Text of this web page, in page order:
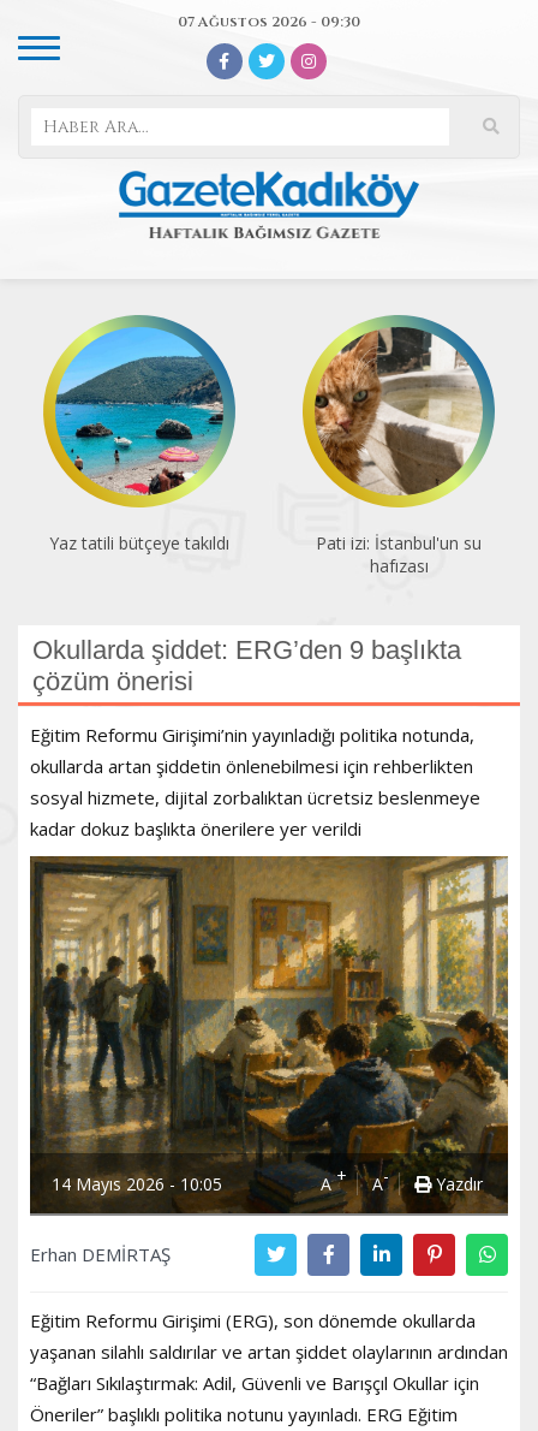
07 Ağustos 2026 - 09:30
Yaz tatili bütçeye takıldı
Pati izi: İstanbul'un su
hafızası
Okullarda şiddet: ERG’den 9 başlıkta
çözüm önerisi
Eğitim Reformu Girişimi’nin yayınladığı politika notunda,
okullarda artan şiddetin önlenebilmesi için rehberlikten
sosyal hizmete, dijital zorbalıktan ücretsiz beslenmeye
kadar dokuz başlıkta önerilere yer verildi
14 Mayıs 2026 - 10:05 A+ A- Yazdır
Erhan DEMİRTAŞ
Eğitim Reformu Girişimi (ERG), son dönemde okullarda
yaşanan silahlı saldırılar ve artan şiddet olaylarının ardından
“Bağları Sıkılaştırmak: Adil, Güvenli ve Barışçıl Okullar için
Öneriler” başlıklı politika notunu yayınladı. ERG Eğitim